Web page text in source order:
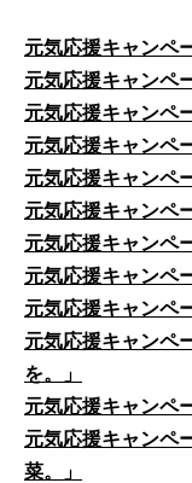
元気応援キャンペ
元気応援キャンペ
元気応援キャンペ
元気応援キャンペ
元気応援キャンペ
元気応援キャンペ
元気応援キャンペ
元気応援キャンペ
元気応援キャンペ
元気応援キャンペ
を。」
元気応援キャンペ
元気応援キャンペ
菜。」